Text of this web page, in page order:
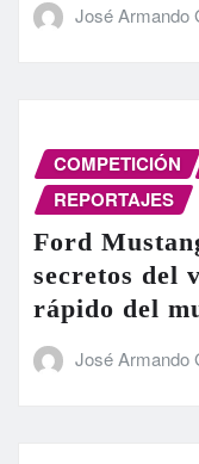
José Armando
COMPETICIÓN
REPORTAJES
Ford
secretos del
rápido del
José Armando